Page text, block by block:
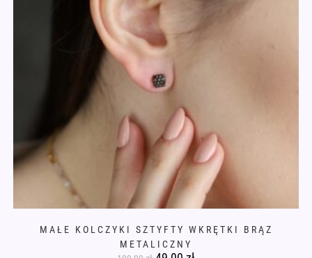
MAŁE KOLCZYKI SZTYFTY WKRĘTKI BRĄZ
METALICZNY